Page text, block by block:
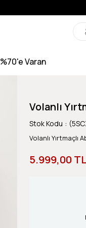
%70'e Varan
Volanlı
Stok Kodu
Volanlı Yırtmaçlı
5.999,00 TL